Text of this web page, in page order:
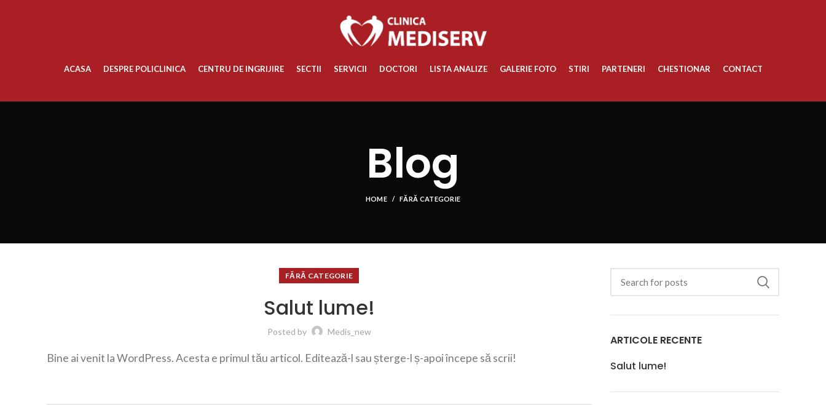
ACASA DESPRE POLICLINICA CENTRU DE INGRIJIRE SECTII SERVICII DOCTORI LISTA ANALIZE GALERIE FOTO STIRI PARTENERI CHESTIONAR CONTACT
Blog
HOME FĂRĂ CATEGORIE
FĂRĂ CATEGORIE
Salut lume!
Posted by Medis_new
Bine ai venit la WordPress. Acesta e primul tău articol. Editează-l sau șterge-l ș-apoi începe să scrii!
ARTICOLE RECENTE
Salut lume!